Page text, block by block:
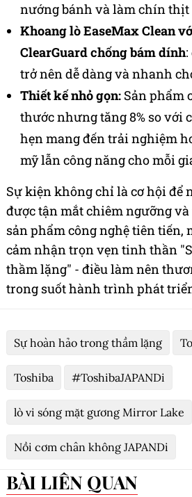
nướng bánh và làm chín thịt
Khoang lò EaseMax Clean
ClearGuard chống bám dính
trở nên dễ dàng và nhanh
Thiết kế nhỏ gọn: Sản phẩm
thước nhưng tăng 8% so với
hẹn mang đến trải nghiệm
mỹ lẫn công năng cho mỗi
Sự kiện không chỉ là cơ hội để
được tận mắt chiêm ngưỡng
sản phẩm công nghệ tiên tiến,
cảm nhận trọn vẹn tinh thần
thầm lặng" - điều làm nên
trong suốt hành trình phát
Sự hoàn hảo trong thầm lặng
Toshiba #ToshibaJAPANDi
lò vi sóng mặt gương Mirror Lake
Nồi cơm chân không JAPANDi
BÀI LIÊN QUAN